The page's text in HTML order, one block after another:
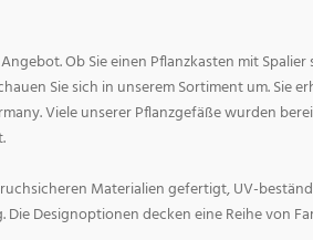
Ob Sie einen Pflanzkasten mit
Sie sich in unserem Sortiment um. Sie
Viele unserer Pflanzgefäße wurden
Materialien gefertigt, UV-
Designoptionen decken eine Reihe von